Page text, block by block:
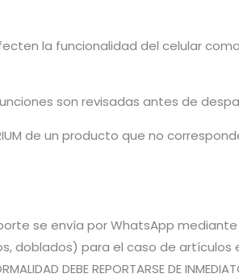
la funcionalidad del celular
son revisadas antes de
de un producto que no
se envía por WhatsApp
doblados) para el caso de artículos
DEBE REPORTARSE DE INMEDIATO